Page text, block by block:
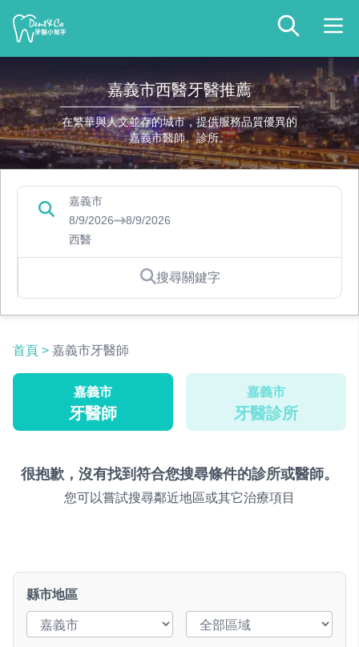
嘉義市西醫牙醫推薦
在繁華與人文並存的城市，提供服務品質優異的
嘉義市醫師、診所。
嘉義市
8/9/2026
8/9/2026
西醫
搜尋關鍵字
首頁 > 嘉義市牙醫師
嘉義市
牙醫師
嘉義市
牙醫診所
很抱歉，沒有找到符合您搜尋條件的診所或醫師。
您可以嘗試搜尋鄰近地區或其它治療項目
縣市地區